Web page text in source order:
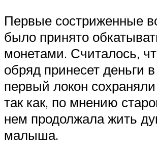
Первые состриженные
было принято
монетами. Считалось,
обряд принесет деньги
первый локон
так как, по мнению
нем продолжала жить
малыша.